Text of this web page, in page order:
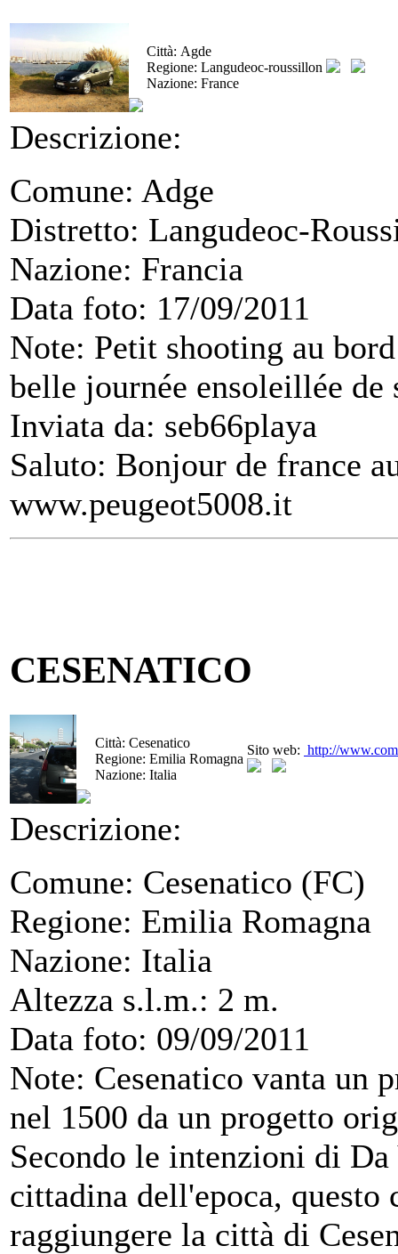
Città: Agde
Regione: Langudeoc-roussillon
Nazione: France
Descrizione:
Comune: Adge
Distretto: Langudeoc-
Nazione: Francia
Data foto: 17/09/2011
Note: Petit shooting au
belle journée ensoleillée de
Inviata da: seb66playa
Saluto: Bonjour de france
www.peugeot5008.it
CESENATICO
Città: Cesenatico
Regione: Emilia Romagna
Nazione: Italia
Sito web: http://
Descrizione:
Comune: Cesenatico (FC)
Regione: Emilia Romagna
Nazione: Italia
Altezza s.l.m.: 2 m.
Data foto: 09/09/2011
Note: Cesenatico vanta un
nel 1500 da un progetto
Secondo le intenzioni di
cittadina dell'epoca, questo
raggiungere la città di